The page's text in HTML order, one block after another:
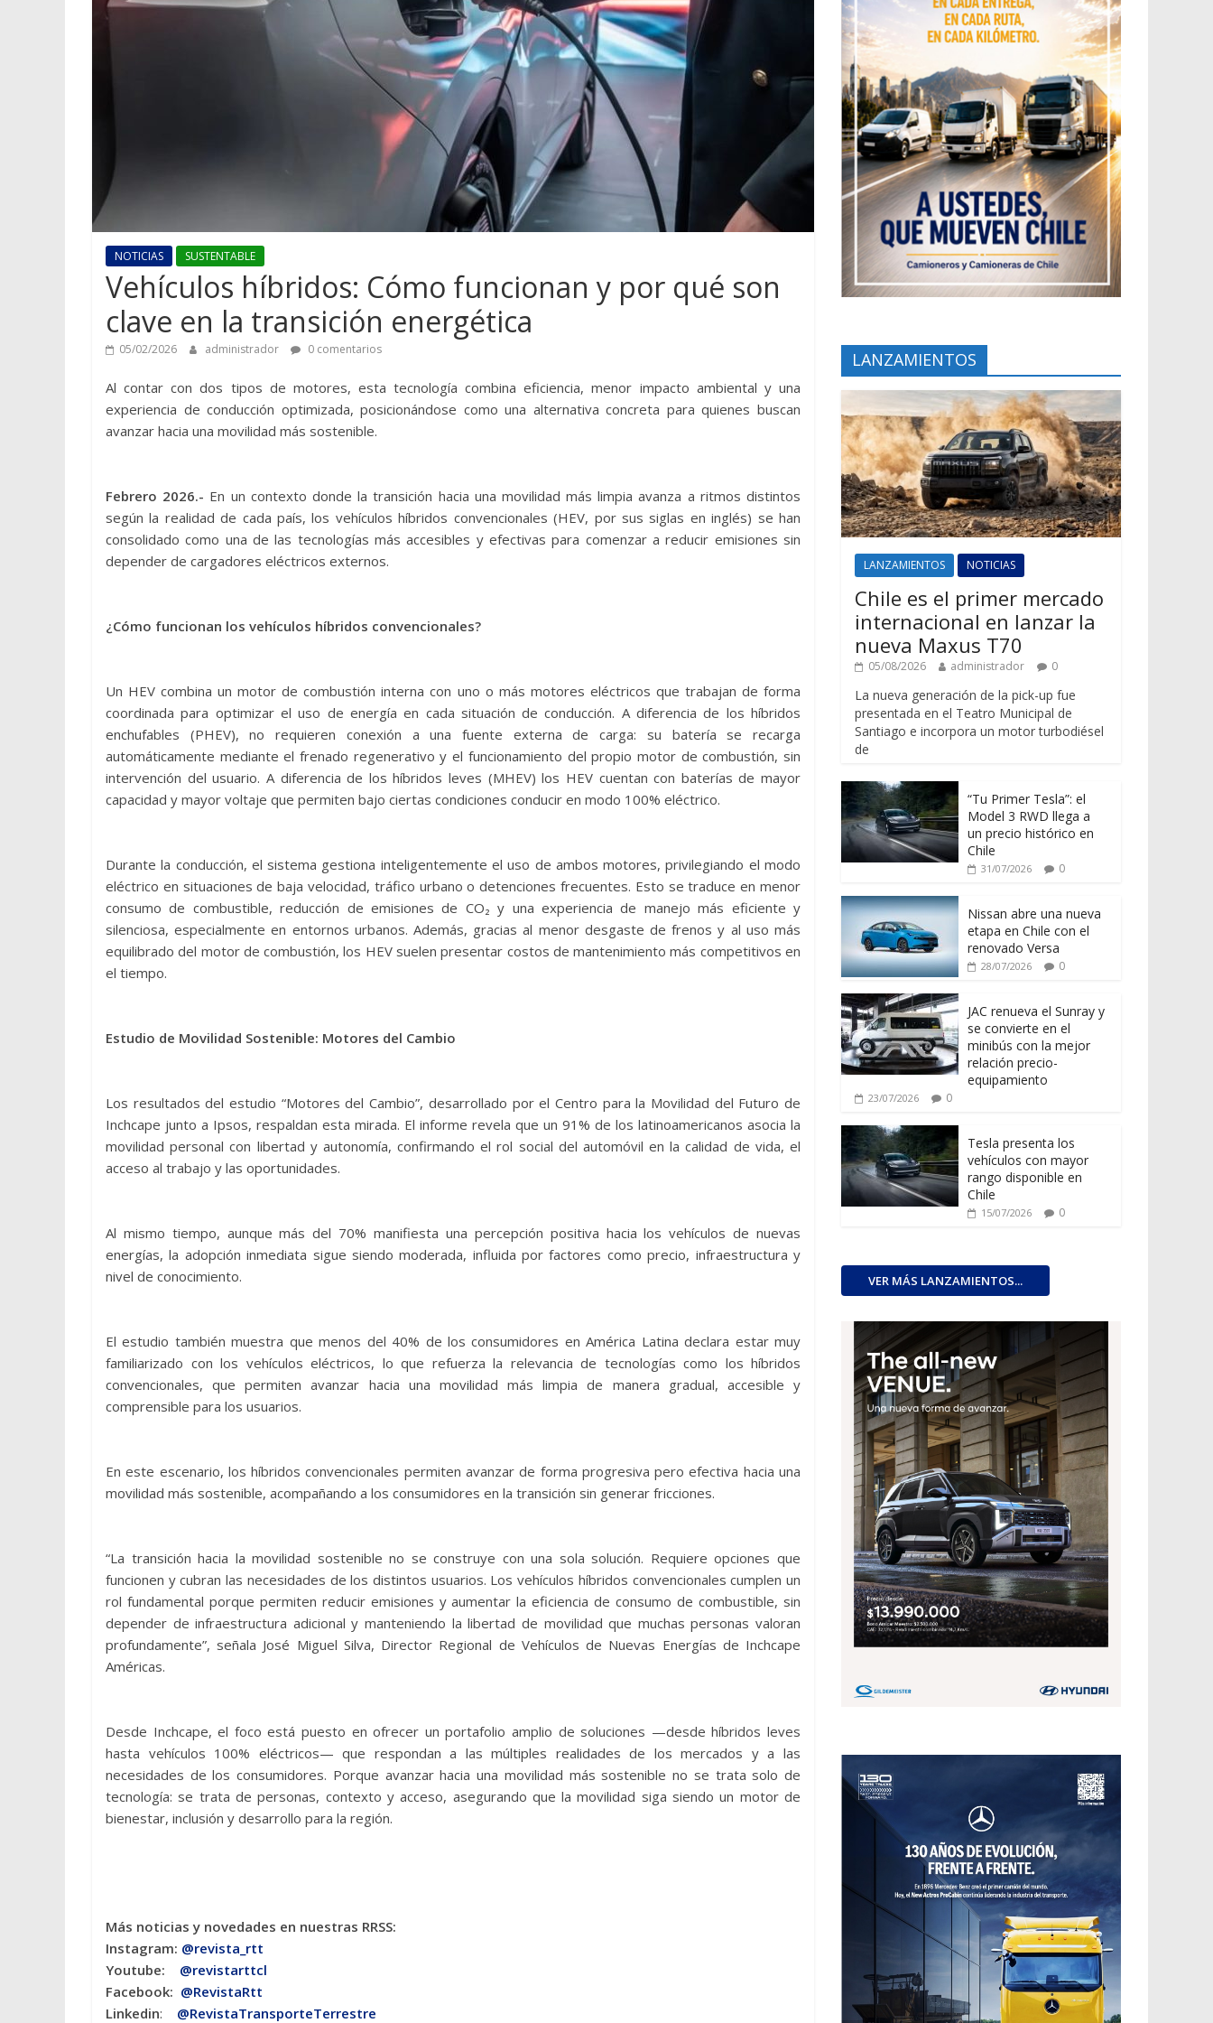
NOTICIAS SUSTENTABLE
Vehículos híbridos: Cómo funcionan y por qué son
clave en la transición energética
05/02/2026 administrador 0 comentarios
Al contar con dos tipos de motores, esta tecnología combina eficiencia, menor impacto ambiental y una
experiencia de conducción optimizada, posicionándose como una alternativa concreta para quienes buscan
avanzar hacia una movilidad más sostenible.
Febrero 2026.- En un contexto donde la transición hacia una movilidad más limpia avanza a ritmos distintos
según la realidad de cada país, los vehículos híbridos convencionales (HEV, por sus siglas en inglés) se han
consolidado como una de las tecnologías más accesibles y efectivas para comenzar a reducir emisiones sin
depender de cargadores eléctricos externos.
¿Cómo funcionan los vehículos híbridos convencionales?
Un HEV combina un motor de combustión interna con uno o más motores eléctricos que trabajan de forma
coordinada para optimizar el uso de energía en cada situación de conducción. A diferencia de los híbridos
enchufables (PHEV), no requieren conexión a una fuente externa de carga: su batería se recarga
automáticamente mediante el frenado regenerativo y el funcionamiento del propio motor de combustión, sin
intervención del usuario. A diferencia de los híbridos leves (MHEV) los HEV cuentan con baterías de mayor
capacidad y mayor voltaje que permiten bajo ciertas condiciones conducir en modo 100% eléctrico.
Durante la conducción, el sistema gestiona inteligentemente el uso de ambos motores, privilegiando el modo
eléctrico en situaciones de baja velocidad, tráfico urbano o detenciones frecuentes. Esto se traduce en menor
consumo de combustible, reducción de emisiones de CO₂ y una experiencia de manejo más eficiente y
silenciosa, especialmente en entornos urbanos. Además, gracias al menor desgaste de frenos y al uso más
equilibrado del motor de combustión, los HEV suelen presentar costos de mantenimiento más competitivos en
el tiempo.
Estudio de Movilidad Sostenible: Motores del Cambio
Los resultados del estudio “Motores del Cambio”, desarrollado por el Centro para la Movilidad del Futuro de
Inchcape junto a Ipsos, respaldan esta mirada. El informe revela que un 91% de los latinoamericanos asocia la
movilidad personal con libertad y autonomía, confirmando el rol social del automóvil en la calidad de vida, el
acceso al trabajo y las oportunidades.
Al mismo tiempo, aunque más del 70% manifiesta una percepción positiva hacia los vehículos de nuevas
energías, la adopción inmediata sigue siendo moderada, influida por factores como precio, infraestructura y
nivel de conocimiento.
El estudio también muestra que menos del 40% de los consumidores en América Latina declara estar muy
familiarizado con los vehículos eléctricos, lo que refuerza la relevancia de tecnologías como los híbridos
convencionales, que permiten avanzar hacia una movilidad más limpia de manera gradual, accesible y
comprensible para los usuarios.
En este escenario, los híbridos convencionales permiten avanzar de forma progresiva pero efectiva hacia una
movilidad más sostenible, acompañando a los consumidores en la transición sin generar fricciones.
“La transición hacia la movilidad sostenible no se construye con una sola solución. Requiere opciones que
funcionen y cubran las necesidades de los distintos usuarios. Los vehículos híbridos convencionales cumplen un
rol fundamental porque permiten reducir emisiones y aumentar la eficiencia de consumo de combustible, sin
depender de infraestructura adicional y manteniendo la libertad de movilidad que muchas personas valoran
profundamente”, señala José Miguel Silva, Director Regional de Vehículos de Nuevas Energías de Inchcape
Américas.
Desde Inchcape, el foco está puesto en ofrecer un portafolio amplio de soluciones —desde híbridos leves
hasta vehículos 100% eléctricos— que respondan a las múltiples realidades de los mercados y a las
necesidades de los consumidores. Porque avanzar hacia una movilidad más sostenible no se trata solo de
tecnología: se trata de personas, contexto y acceso, asegurando que la movilidad siga siendo un motor de
bienestar, inclusión y desarrollo para la región.
Más noticias y novedades en nuestras RRSS:
Instagram: @revista_rtt
Youtube: @revistarttcl
Facebook: @RevistaRtt
Linkedin: @RevistaTransporteTerrestre
LANZAMIENTOS
LANZAMIENTOS NOTICIAS
Chile es el primer mercado
internacional en lanzar la
nueva Maxus T70
05/08/2026 administrador 0
La nueva generación de la pick-up fue
presentada en el Teatro Municipal de
Santiago e incorpora un motor turbodiésel
de
“Tu Primer Tesla”: el
Model 3 RWD llega a
un precio histórico en
Chile
31/07/2026 0
Nissan abre una nueva
etapa en Chile con el
renovado Versa
28/07/2026 0
JAC renueva el Sunray y
se convierte en el
minibús con la mejor
relación precio-
equipamiento
23/07/2026 0
Tesla presenta los
vehículos con mayor
rango disponible en
Chile
15/07/2026 0
VER MÁS LANZAMIENTOS...